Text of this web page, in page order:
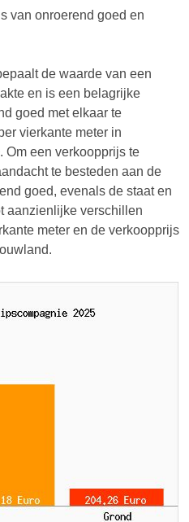
van onroerend goed en
de waarde van een
en is een belagrijke
goed met elkaar te
vierkante meter in
Om een verkoopprijs te
te besteden aan de
goed, evenals de staat en
aanzienlijke verschillen
meter en de verkoopprijs